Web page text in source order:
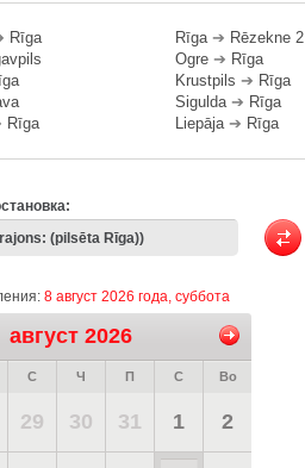
Rīga
Rīga
Rīga➔ Rēzekne 2
Ogre ➔ Rīga
Krustpils ➔ Rīga
Sigulda➔ Rīga
Liepāja➔ Rīga
8 август 2026 года, суббота
август 2026
С Ч П С Во
29 30 31 1 2